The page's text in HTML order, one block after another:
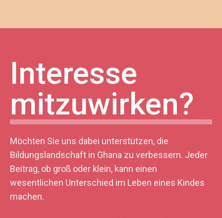
Interesse
mitzuwirken?
Möchten Sie uns dabei unterstützen, die
Bildungslandschaft in Ghana zu verbessern. Jeder
Beitrag, ob groß oder klein, kann einen
wesentlichen Unterschied im Leben eines Kindes
machen.